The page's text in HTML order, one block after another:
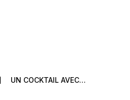
UN COCKTAIL AVEC…